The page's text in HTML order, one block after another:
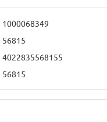
1000068349
56815
4022835568155
56815